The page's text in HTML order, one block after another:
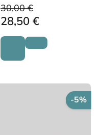
30,00 €
28,50 €
-5%